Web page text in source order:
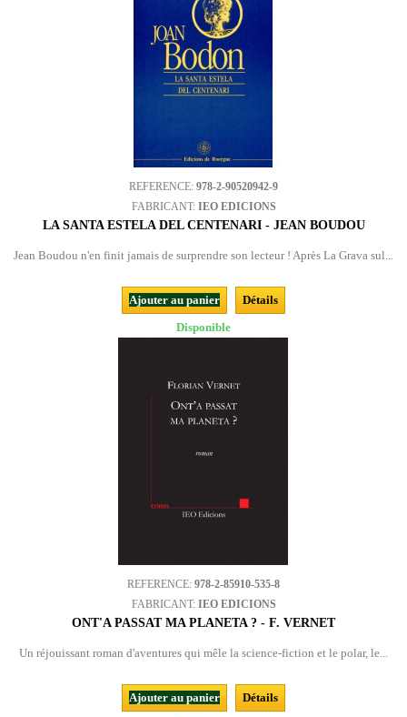
REFERENCE: 978-2-90520942-9
FABRICANT: IEO EDICIONS
LA SANTA ESTELA DEL CENTENARI - JEAN BOUDOU
Jean Boudou n'en finit jamais de surprendre son lecteur ! Après La Grava sul...
Ajouter au panier
Détails
Disponible
REFERENCE: 978-2-85910-535-8
FABRICANT: IEO EDICIONS
ONT'A PASSAT MA PLANETA ? - F. VERNET
Un réjouissant roman d'aventures qui mêle la science-fiction et le polar, le...
Ajouter au panier
Détails